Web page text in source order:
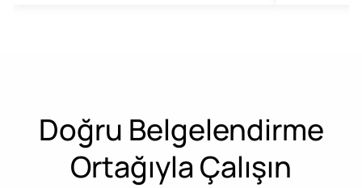
Doğru Belgelendirme
Ortağıyla Çalışın